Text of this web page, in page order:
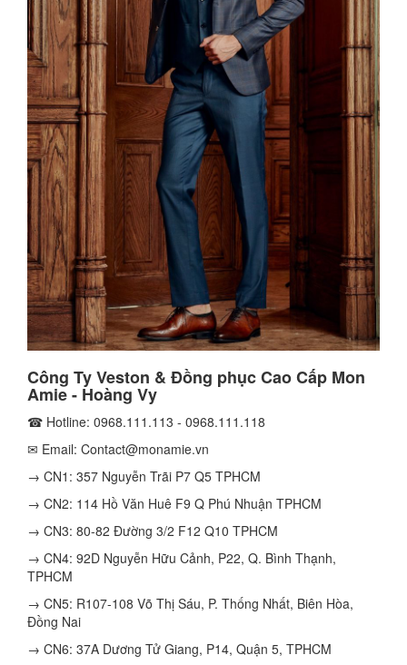
Công Ty Veston & Đồng phục Cao Cấp Mon
Amie - Hoàng Vy
☎ Hotline: 0968.111.113 - 0968.111.118
✉ Email: Contact@monamie.vn
→ CN1: 357 Nguyễn Trãi P7 Q5 TPHCM
→ CN2: 114 Hồ Văn Huê F9 Q Phú Nhuận TPHCM
→ CN3: 80-82 Đường 3/2 F12 Q10 TPHCM
→ CN4: 92D Nguyễn Hữu Cảnh, P22, Q. Bình Thạnh,
TPHCM
→ CN5: R107-108 Võ Thị Sáu, P. Thống Nhất, Biên Hòa,
Đồng Nai
→ CN6: 37A Dương Tử Giang, P14, Quận 5, TPHCM